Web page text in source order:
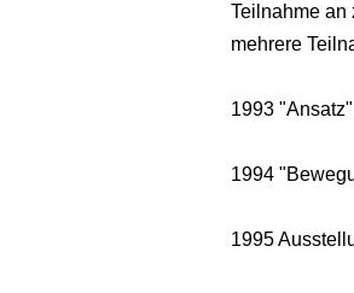
Teilnahme an
mehrere
1993
1994
1995